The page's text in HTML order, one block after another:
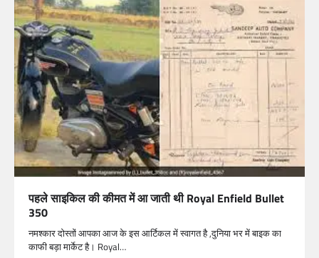
पहले साइकिल की कीमत में आ जाती थी Royal Enfield Bullet
350
नमश्कार दोस्तों आपका आज के इस आर्टिकल में स्वागत है ,दुनिया भर में बाइक का
काफी बड़ा मार्केट है। Royal…